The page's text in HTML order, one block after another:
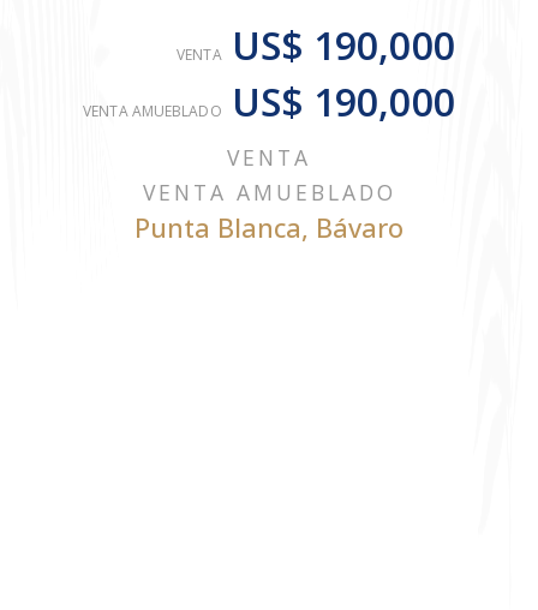
VENTA US$ 190,000
VENTA AMUEBLADO US$ 190,000
VENTA
VENTA AMUEBLADO
Punta Blanca, Bávaro